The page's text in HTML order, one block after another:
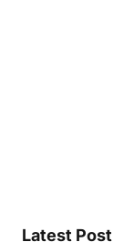
Latest Post